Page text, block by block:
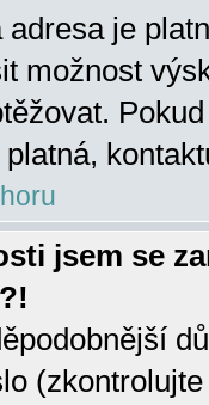
adresa je
možnost
jsem se